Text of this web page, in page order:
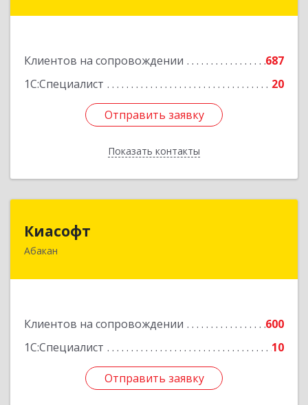
Клиентов на сопровождении
687
1С:Специалист
20
Отправить заявку
Показать контакты
Отправить заявку
Назад
Киасофт
Абакан
Клиентов на сопровождении
600
1С:Специалист
10
Отправить заявку
655017, Хакасия Респ, Абакан г, Ивана Ярыгина
Отправить заявку